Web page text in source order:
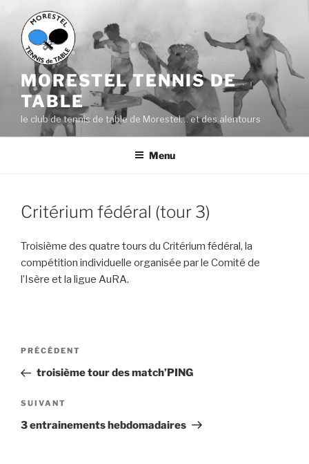
contenu
principal
MORESTEL TENNIS DE
TABLE
le club de tennis de table de Morestel… et des alentours
Menu
Critérium fédéral (tour 3)
Troisième des quatre tours du Critérium fédéral, la
compétition individuelle organisée par le Comité de
l’Isère et la ligue AuRA.
Navigation
l’article
Article
précédent
PRÉCÉDENT
troisième tour des match’PING
Article
suivant
SUIVANT
3 entrainements hebdomadaires